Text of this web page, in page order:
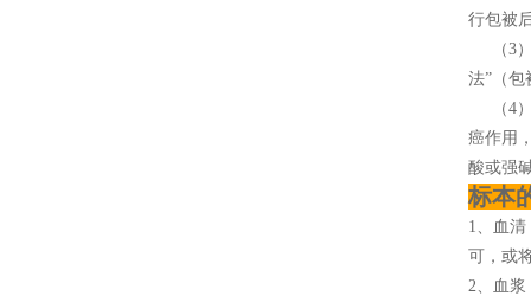
行包被
（3）
法”（
（4）
癌作用
酸或强
标本
1、血
可，或
2、血浆